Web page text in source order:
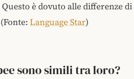
è dovuto alle differenze
(Fonte: Language Star)
sono simili tra loro?